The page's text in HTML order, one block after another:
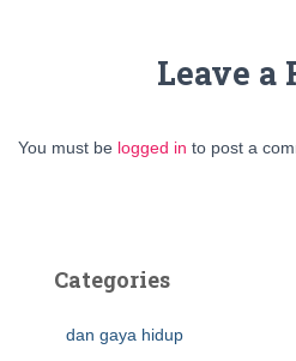
Leave a
You must be logged in to post a
Categories
dan gaya hidup